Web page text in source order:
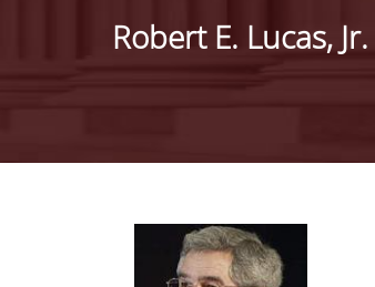
Robert E. Lucas, Jr.